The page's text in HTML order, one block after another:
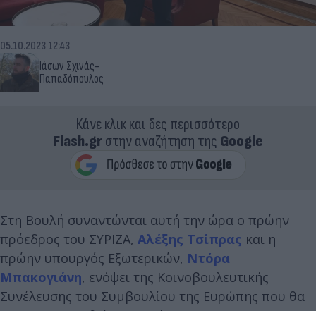
Ιάσων Σχινάς-
Παπαδόπουλος
05.10.2023 12:43
Κάνε κλικ και δες περισσότερο
Flash.grστην αναζήτηση της Google
Στη Βουλή συναντώνται αυτή την ώρα ο πρώην
πρόεδρος του ΣΥΡΙΖΑ, Αλέξης Τσίπρας και η
πρώην υπουργός Εξωτερικών, Ντόρα
Μπακογιάνη, ενόψει της Κοινοβουλευτικής
Συνέλευσης του Συμβουλίου της Ευρώπης που θα